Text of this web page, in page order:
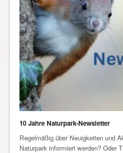
10 Jahre Naturpark-Newsletter
Regelmäßig über Neuigkeiten und
Naturpark informiert werden? Oder